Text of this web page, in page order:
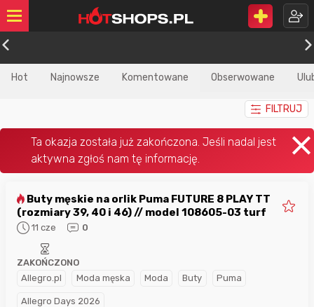
Hot Najnowsze Komentowane Obserwowane
FILTRUJ
(rozmiary 39, 40 i 46) // model 108605-03 turf
11 cze 0
Allegro.pl Moda męska Moda Buty Puma
Allegro Days 2026
ZAKOŃCZONO